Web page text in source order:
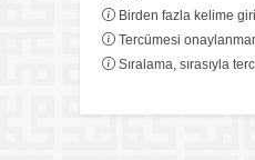
Birden fazla kelime
Tercümesi
Sıralama, sırasıyla